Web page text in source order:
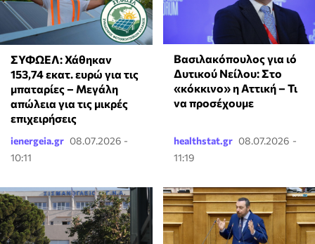
ΣΥΦΩΕΛ: Χάθηκαν
153,74 εκατ. ευρώ για τις
μπαταρίες – Μεγάλη
απώλεια για τις μικρές
επιχειρήσεις
ienergeia.gr 08.07.2026 -
10:11
Βασιλακόπουλος για ιό
Δυτικού Νείλου: Στο
«κόκκινο» η Αττική – Τι
να προσέχουμε
healthstat.gr 08.07.2026 -
11:19